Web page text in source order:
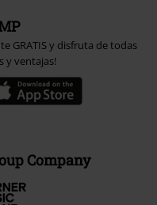
GRATIS y disfruta de todas
y ventajas!
Company